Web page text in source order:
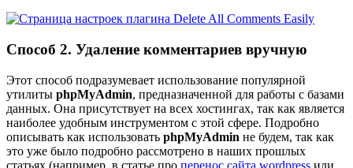
Способ 2. Удаление комментариев вручную
Этот способ подразумевает использование популярной
утилиты phpMyAdmin, предназначенной для работы с базами
данных. Она присутствует на всех хостингах, так как является
наиболее удобным инструментом с этой сфере. Подробно
описывать как использовать phpMyAdmin не будем, так как
это уже было подробно рассмотрено в наших прошлых
статьях (например, в статье про перенос сайта wordpress или